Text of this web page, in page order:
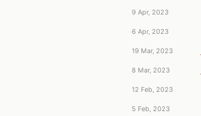
9 Apr, 2023
6 Apr, 2023
19 Mar, 2023
8 Mar, 2023
12 Feb, 2023
5 Feb, 2023